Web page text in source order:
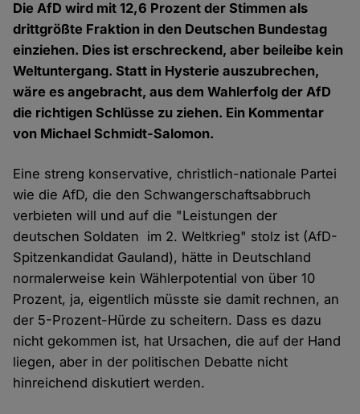
Die AfD wird mit 12,6 Prozent der Stimmen als
drittgrößte Fraktion in den Deutschen Bundestag
einziehen. Dies ist erschreckend, aber beileibe kein
Weltuntergang. Statt in Hysterie auszubrechen,
wäre es angebracht, aus dem Wahlerfolg der AfD
die richtigen Schlüsse zu ziehen. Ein Kommentar
von Michael Schmidt-Salomon.
Eine streng konservative, christlich-nationale Partei
wie die AfD, die den Schwangerschaftsabbruch
verbieten will und auf die "Leistungen der
deutschen Soldaten im 2. Weltkrieg" stolz ist (AfD-
Spitzenkandidat Gauland), hätte in Deutschland
normalerweise kein Wählerpotential von über 10
Prozent, ja, eigentlich müsste sie damit rechnen, an
der 5-Prozent-Hürde zu scheitern. Dass es dazu
nicht gekommen ist, hat Ursachen, die auf der Hand
liegen, aber in der politischen Debatte nicht
hinreichend diskutiert werden.